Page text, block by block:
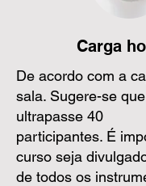
Carga
De acordo com a
sala. Sugere-se
ultrapasse 40
participantes. É
curso seja
de todos os